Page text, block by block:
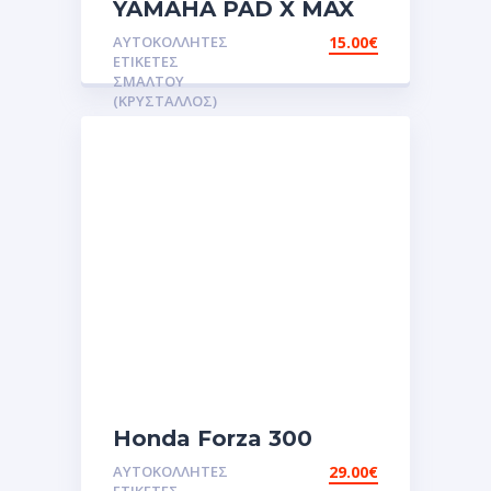
YAMAHA PAD X MAX
300 NEW KEYS
Αυτοκόλλητες ετικέτες
3D
Σμάλτου.Αυτοκόλλητα.stickers
ΑΥΤΟΚΌΛΛΗΤΕΣ
ΕΤΙΚΈΤΕΣ
ΣΜΆΛΤΟΥ
(ΚΡΥΣΤΑΛΛΟΣ)
15.00€
Honda Forza 300
2018-2019 Tank Pads
ΑΥΤΟΚΌΛΛΗΤΕΣ
29.00€